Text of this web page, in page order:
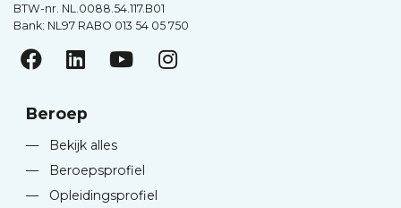
BTW-nr. NL.0088.54.117.B01
Bank: NL97 RABO 013 54 05 750
Beroep
—
Bekijk alles
—
Beroepsprofiel
—
Opleidingsprofiel